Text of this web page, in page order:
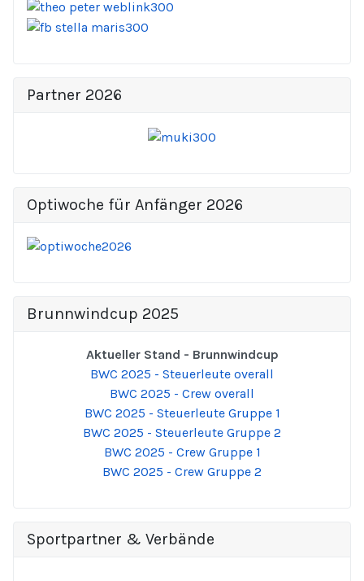
Partner 2026
Optiwoche für Anfänger 2026
Brunnwindcup 2025
Aktueller Stand - Brunnwindcup
BWC 2025 - Steuerleute overall
BWC 2025 - Crew overall
BWC 2025 - Steuerleute Gruppe 1
BWC 2025 - Steuerleute Gruppe 2
BWC 2025 - Crew Gruppe 1
BWC 2025 - Crew Gruppe 2
Sportpartner & Verbände